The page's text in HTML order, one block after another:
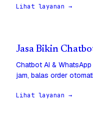
Lihat layanan →
Jasa Bikin
Chatbot AI &
jam, balas order
Lihat layanan →